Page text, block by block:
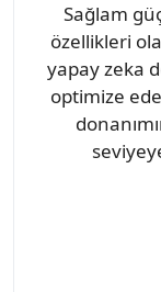
Sağlam
özellikleri
yapay zeka
optimize